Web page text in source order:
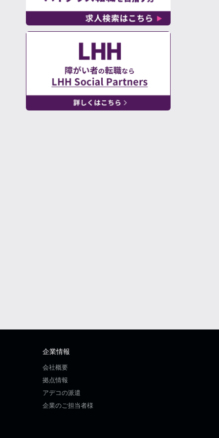
企業情報
会社概要
拠点情報
アデコの派遣
企業のご担当者様